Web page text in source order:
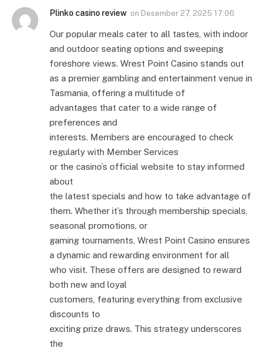
Plinko casino review on Desember 27, 2025 17:06
Our popular meals cater to all tastes, with indoor
and outdoor seating options and sweeping
foreshore views. Wrest Point Casino stands out
as a premier gambling and entertainment venue in
Tasmania, offering a multitude of
advantages that cater to a wide range of
preferences and
interests. Members are encouraged to check
regularly with Member Services
or the casino’s official website to stay informed
about
the latest specials and how to take advantage of
them. Whether it’s through membership specials,
seasonal promotions, or
gaming tournaments, Wrest Point Casino ensures
a dynamic and rewarding environment for all
who visit. These offers are designed to reward
both new and loyal
customers, featuring everything from exclusive
discounts to
exciting prize draws. This strategy underscores
the